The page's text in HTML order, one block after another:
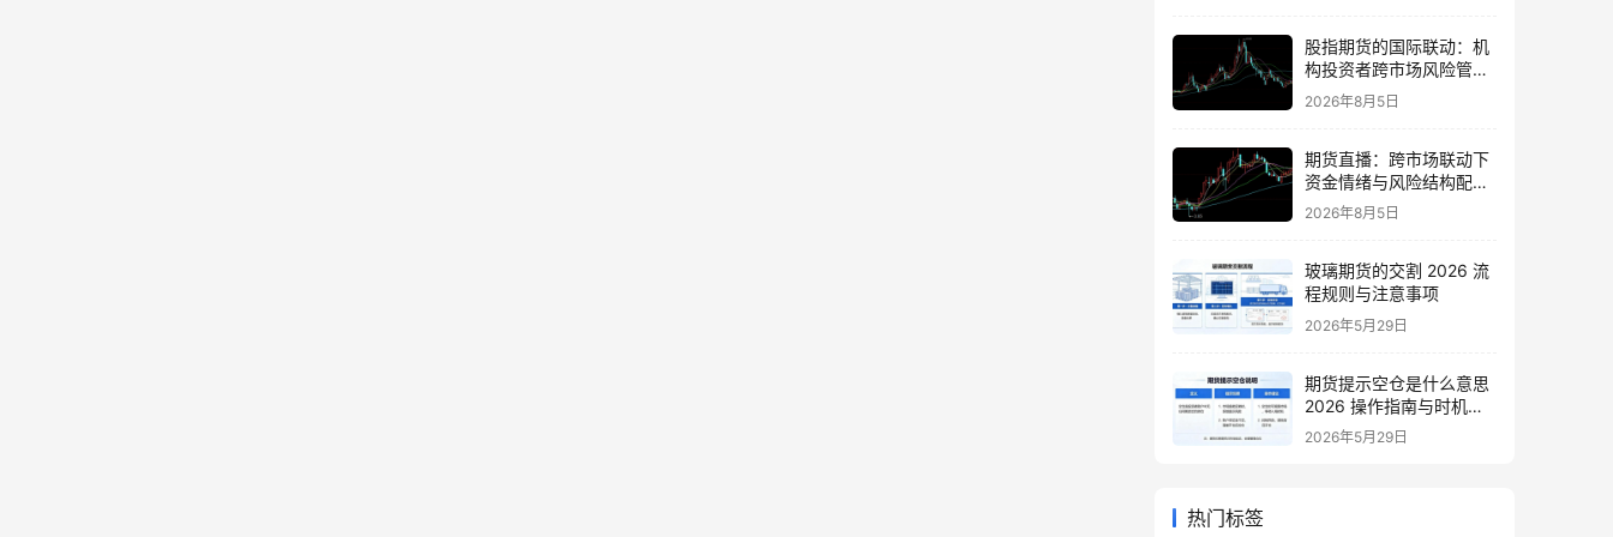
股指期货的国际联动：机
构投资者跨市场风险管理
策略
2026年8月5日
期货直播：跨市场联动下
资金情绪与风险结构配置
逻辑
2026年8月5日
玻璃期货的交割 2026 流
程规则与注意事项
2026年5月29日
期货提示空仓是什么意思
2026 操作指南与时机把
握
2026年5月29日
热门标签